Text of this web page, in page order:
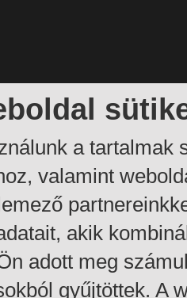
a tartalmak
valamint
akik
adott meg
gyűjtöttek. A